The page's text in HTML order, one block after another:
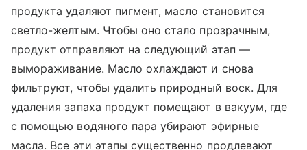
продукта удаляют пигмент, масло становится
светло-желтым. Чтобы оно стало прозрачным,
продукт отправляют на следующий этап —
вымораживание. Масло охлаждают и снова
фильтруют, чтобы удалить природный воск. Для
удаления запаха продукт помещают в вакуум, где
с помощью водяного пара убирают эфирные
масла. Все эти этапы существенно продлевают